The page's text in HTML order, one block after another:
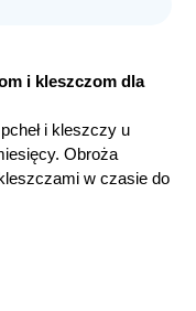
i kleszczom dla
i kleszczy u
Obroża
w czasie do